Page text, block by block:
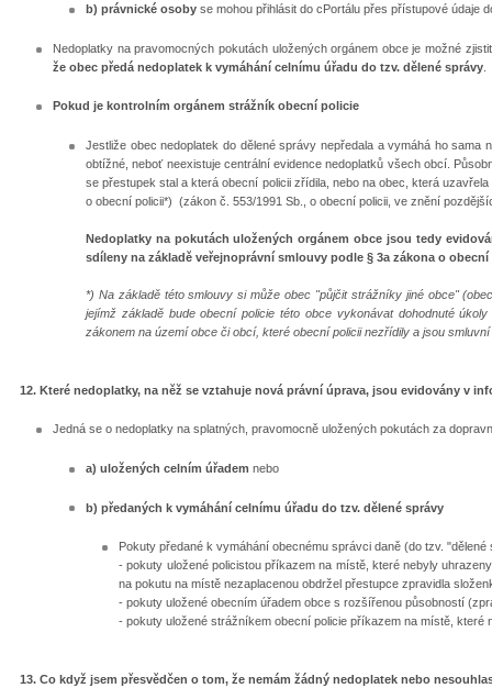
b) právnické osoby se mohou přihlásit do cPortálu přes přístupové údaje
Nedoplatky na pravomocných pokutách uložených orgánem obce je možné
že obec předá nedoplatek k vymáhání celnímu úřadu do tzv. dělené správy
Pokud je kontrolním orgánem strážník obecní policie
Jestliže obec nedoplatek do dělené správy nepředala a vymáhá ho sama
obtížné, neboť neexistuje centrální evidence nedoplatků všech obcí.
se přestupek stal a která obecní policii zřídila, nebo na obec, která
o obecní policii*) (zákon č. 553/1991 Sb., o obecní policii, ve znění
Nedoplatky na pokutách uložených orgánem obce jsou tedy
sdíleny na základě veřejnoprávní smlouvy podle § 3a zákona o
*) Na základě této smlouvy si může obec "půjčit strážníky jiné obce"
jejímž základě bude obecní policie této obce vykonávat dohodnuté
zákonem na území obce či obcí, které obecní policii nezřídily a jsou
12. Které nedoplatky, na něž se vztahuje nová právní úprava, jsou evidovány v
Jedná se o nedoplatky na splatných, pravomocně uložených pokutách za
a) uložených celním úřadem nebo
b) předaných k vymáhání celnímu úřadu do tzv. dělené správy
Pokuty předané k vymáhání obecnému správci daně (do tzv. "dělené
- pokuty uložené policistou příkazem na místě, které nebyly
na pokutu na místě nezaplacenou obdržel přestupce zpravidla
- pokuty uložené obecním úřadem obce s rozšířenou působností
- pokuty uložené strážníkem obecní policie příkazem na místě, které
13. Co když jsem přesvědčen o tom, že nemám žádný nedoplatek nebo